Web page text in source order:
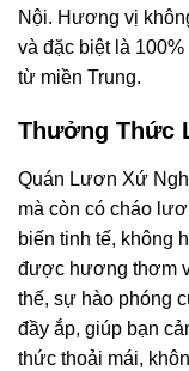
Nội. Hương vị
và đặc biệt là
từ miền Trung.
Thưởng Thức
Quán Lươn Xứ
mà còn có cháo
biến tinh tế, không
được hương thơm
thế, sự hào phóng
đầy ắp, giúp bạn
thức thoải mái,